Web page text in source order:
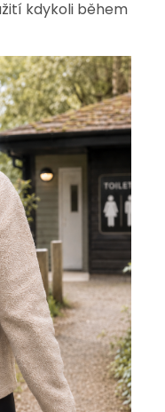
kdykoli během